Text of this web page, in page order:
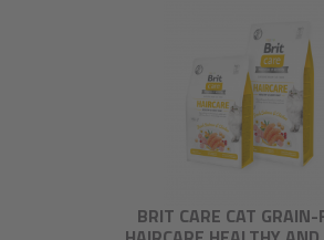
BRIT CARE CAT GRAIN-